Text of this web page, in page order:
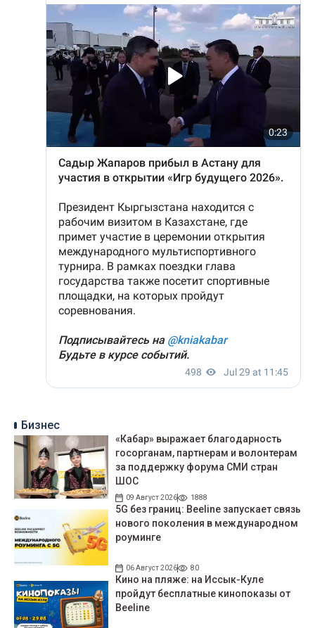
Бизнес
«Кабар» выражает благодарность
госорганам, партнерам и волонтерам
за поддержку форума СМИ стран
ШОС
09 Август 2026 1888
5G без границ: Beeline запускает связь
нового поколения в международном
роуминге
06 Август 2026 80
Кино на пляже: на Иссык-Куле
пройдут беcплатные кинопоказы от
Beeline